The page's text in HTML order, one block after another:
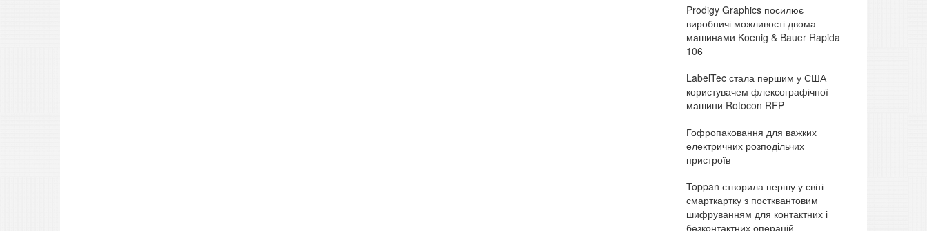
Prodigy Graphics посилює
виробничі можливості двома
машинами Koenig & Bauer Rapida
106
LabelTec стала першим у США
користувачем флексографічної
машини Rotocon RFP
Гофропаковання для важких
електричних розподільчих
пристроїв
Toppan створила першу у світі
смарткартку з постквантовим
шифруванням для контактних і
безконтактних операцій